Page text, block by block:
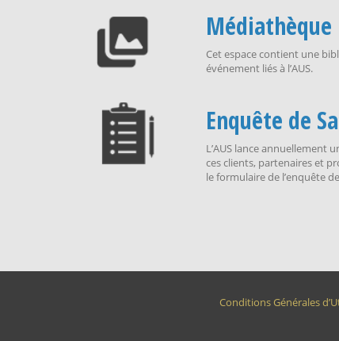
Médiathèque
Cet espace contient une
événement liés à l’AUS.
Enquête de
L’AUS lance annuellement
ces clients, partenaires et
le formulaire de l’enquête
Conditions Générales